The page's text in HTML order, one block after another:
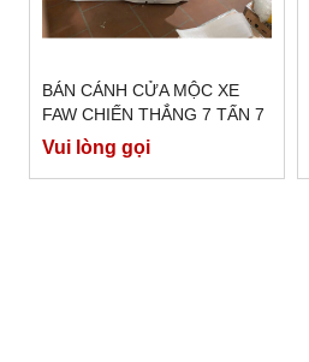
BÁN CÁNH CỬA MỘC XE
FAW CHIẾN THẮNG 7 TẤN 7
Vui lòng gọi